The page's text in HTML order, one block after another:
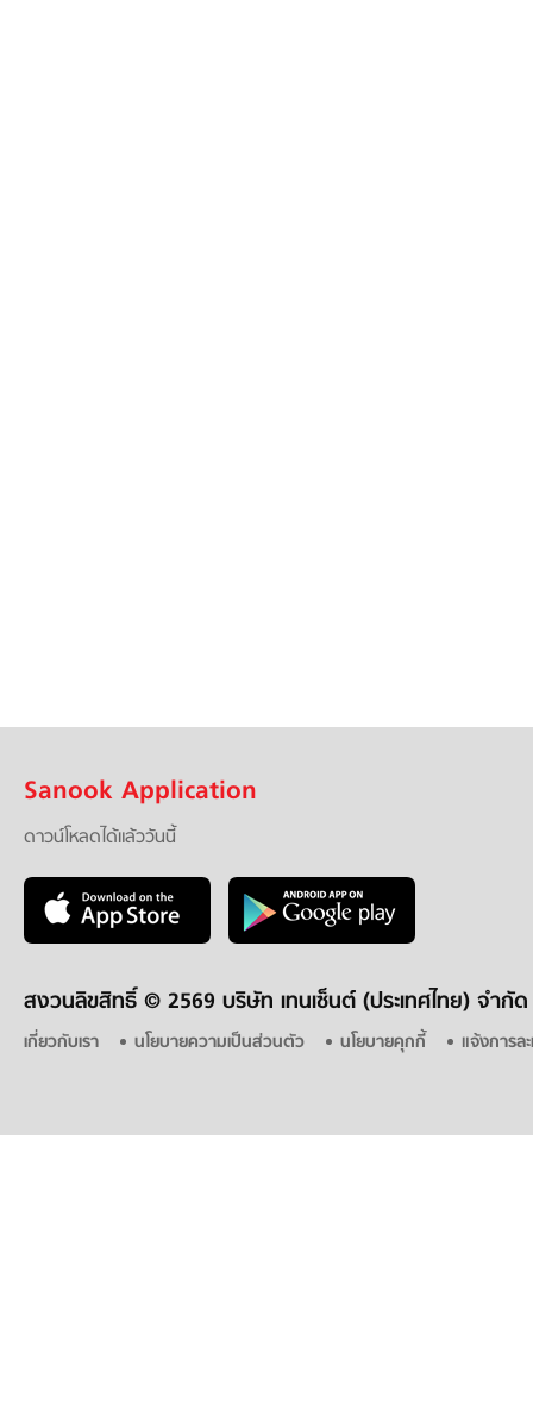
Sanook Application
ดาวน์โหลดได้แล้ววันนี้
สงวนลิขสิทธิ์ © 2569 บริษัท เทนเซ็นต์ (ประเทศไทย) จำกัด
เกี่ยวกับเรา นโยบายความเป็นส่วนตัว นโยบายคุกกี้ แจ้งการล